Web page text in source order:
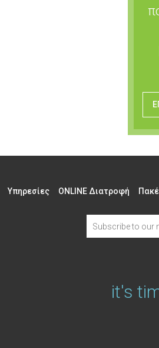
Υπηρεσίες ONLINE Διατροφή
it's